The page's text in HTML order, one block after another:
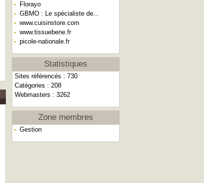
Florayo
GBMO : Le spécialiste de...
www.cuisinstore.com
www.tissuebene.fr
picole-nationale.fr
Statistiques
Sites référencés : 730
Catégories : 208
Webmasters : 3262
Zone membres
Gestion